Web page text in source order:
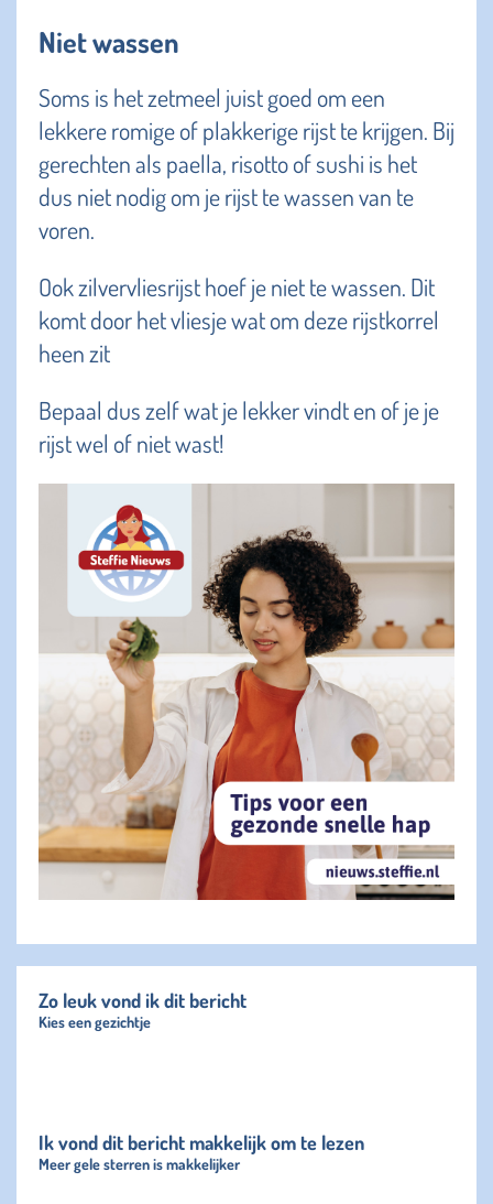
Niet wassen
Soms is het zetmeel juist goed om een
lekkere romige of plakkerige rijst te krijgen. Bij
gerechten als paella, risotto of sushi is het
dus niet nodig om je rijst te wassen van te
voren.
Ook zilvervliesrijst hoef je niet te wassen. Dit
komt door het vliesje wat om deze rijstkorrel
heen zit
Bepaal dus zelf wat je lekker vindt en of je je
rijst wel of niet wast!
Zo leuk vond ik dit bericht
Kies een gezichtje
Ik vond dit bericht makkelijk om te lezen
Meer gele sterren is makkelijker